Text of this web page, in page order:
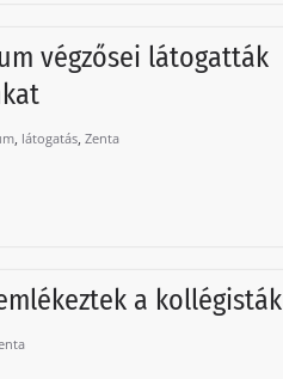
végzősei látogatták
, látogatás,Zenta
a kollégisták